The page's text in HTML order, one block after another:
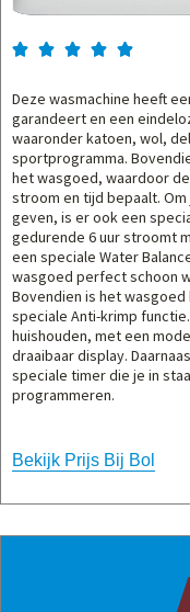
    
Deze wasmachine heeft
garandeert en een
waaronder katoen, wol,
sportprogramma.
het wasgoed, waardoor
stroom en tijd bepaalt.
geven, is er ook een
gedurende 6 uur stroomt
een speciale Water
wasgoed perfect schoon
Bovendien is het
speciale Anti-krimp
huishouden, met een
draaibaar display.
speciale timer die je in
programmeren.
Bekijk Prijs Bij Bol